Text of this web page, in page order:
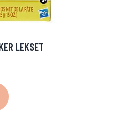
LEKSET